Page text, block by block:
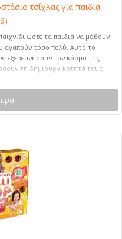
τσίχλας για παιδιά
ώστε τα παιδιά να μάθουν
αγαπούν τόσο πολύ. Αυτό το
να εξερευνήσουν τον κόσμο της
τη δημιουργικότητά τους
mm